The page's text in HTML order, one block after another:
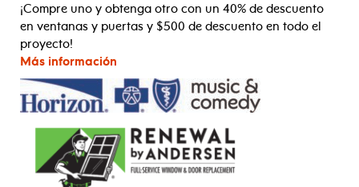
¡Compre uno y obtenga otro con un 40% de descuento
en ventanas y puertas y $500 de descuento en todo el
proyecto!
Más información